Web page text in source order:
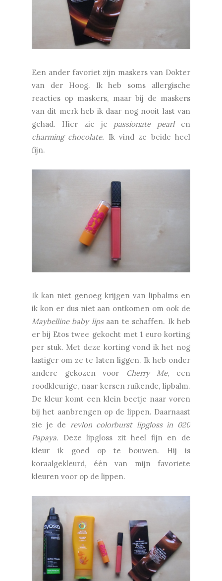
Een ander favoriet zijn maskers van Dokter
van der Hoog. Ik heb soms allergische
reacties op maskers, maar bij de maskers
van dit merk heb ik daar nog nooit last van
gehad. Hier zie je passionate pearl en
charming chocolate. Ik vind ze beide heel
fijn.
Ik kan niet genoeg krijgen van lipbalms en
ik kon er dus niet aan ontkomen om ook de
Maybelline baby lips aan te schaffen. Ik heb
er bij Etos twee gekocht met 1 euro korting
per stuk. Met deze korting vond ik het nog
lastiger om ze te laten liggen. Ik heb onder
andere gekozen voor Cherry Me, een
roodkleurige, naar kersen ruikende, lipbalm.
De kleur komt een klein beetje naar voren
bij het aanbrengen op de lippen. Daarnaast
zie je de revlon colorburst lipgloss in 020
Papaya. Deze lipgloss zit heel fijn en de
kleur ik goed op te bouwen. Hij is
koraalgekleurd, één van mijn favoriete
kleuren voor op de lippen.